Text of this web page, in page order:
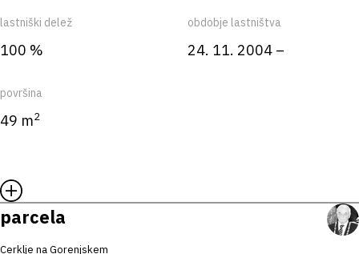
lastniški delež
100 %
obdobje lastništva
24. 11. 2004 –
površina
49 m2
parcela
Cerklje na Gorenjskem